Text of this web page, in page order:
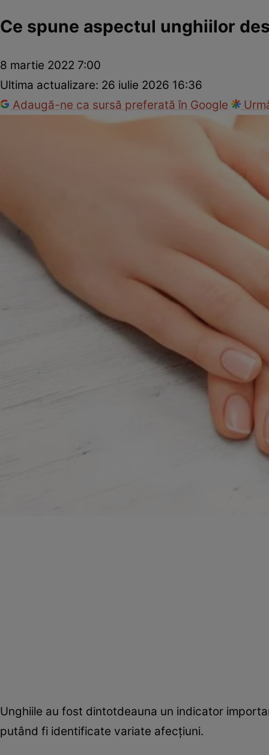
Ce spune aspectul unghiilor
8 martie 2022 7:00
Ultima actualizare: 26 iulie 2026 16:36
Adaugă-ne ca sursă preferată în Google
Unghiile au fost dintotdeauna un indicator
putând fi identificate variate afecţiuni.